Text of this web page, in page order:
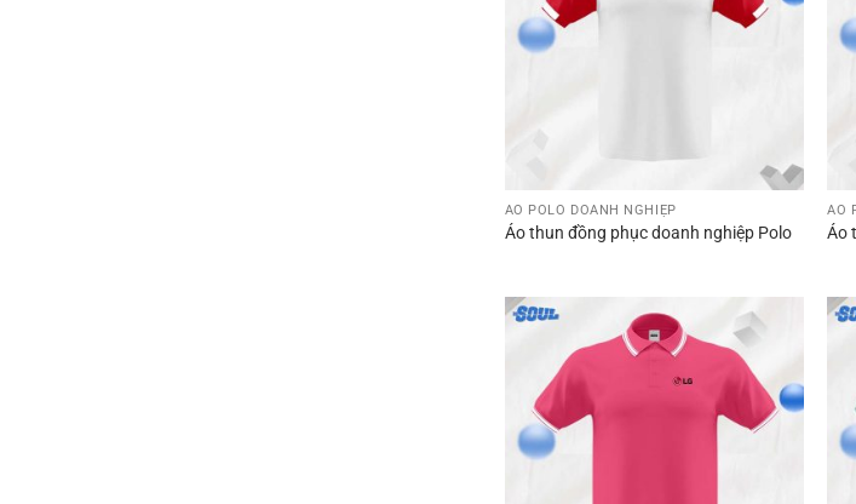
ÁO POLO DOANH NGHIỆP
Áo thun đồng phục doanh nghiệp Polo
ÁO
Áo